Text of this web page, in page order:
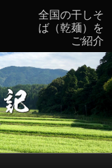
全国の干しそ
ば（乾麺）を
ご紹介